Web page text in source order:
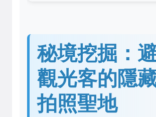
秘境挖掘：
觀光客的隱
拍照聖地